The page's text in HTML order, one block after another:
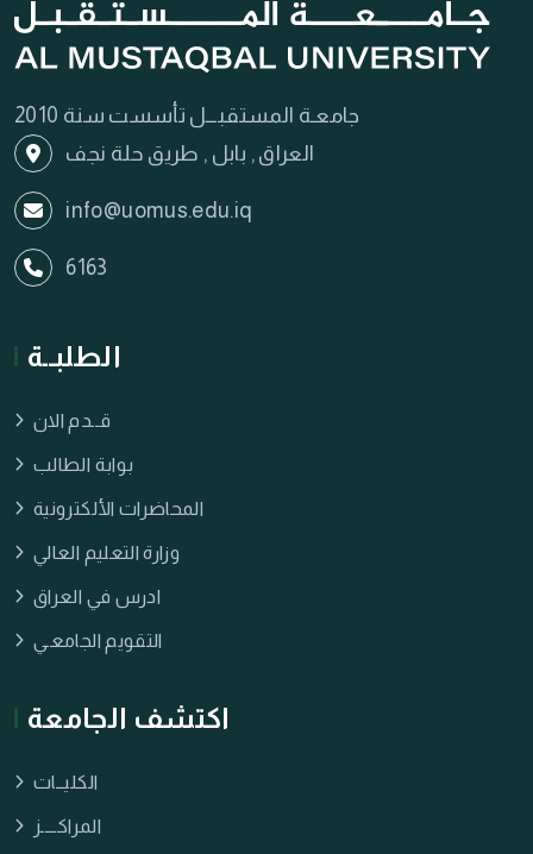
جامعـة المستقبـــل تأسست سنة 2010
العراق , بابل , طريق حلة نجف
info@uomus.edu.iq
6163
الطلبــة
قــدم الان
بوابة الطالب
المحاضرات الألكترونية
وزارة التعليم العالي
ادرس في العراق
التقويم الجامعـي
اكتشف الجامعة
الكليــات
المراكــــز